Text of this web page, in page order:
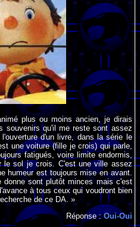
plus ou moins ancien, je dirais
souvenirs qu'il me reste sont assez
d'un livre, dans la série le
une voiture (fille je crois) qui parle,
fatigués, voire limite endormis,
le sol je crois. C'est une ville assez
humeur est toujours mise en avant.
sont plutôt minces mais c'est
à tous ceux qui voudront bien
de ce DA. »
Réponse :Oui-Oui